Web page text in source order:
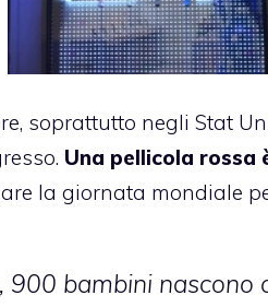
soprattutto negli Stat
Una pellicola
la giornata mondiale
900 bambini nascono